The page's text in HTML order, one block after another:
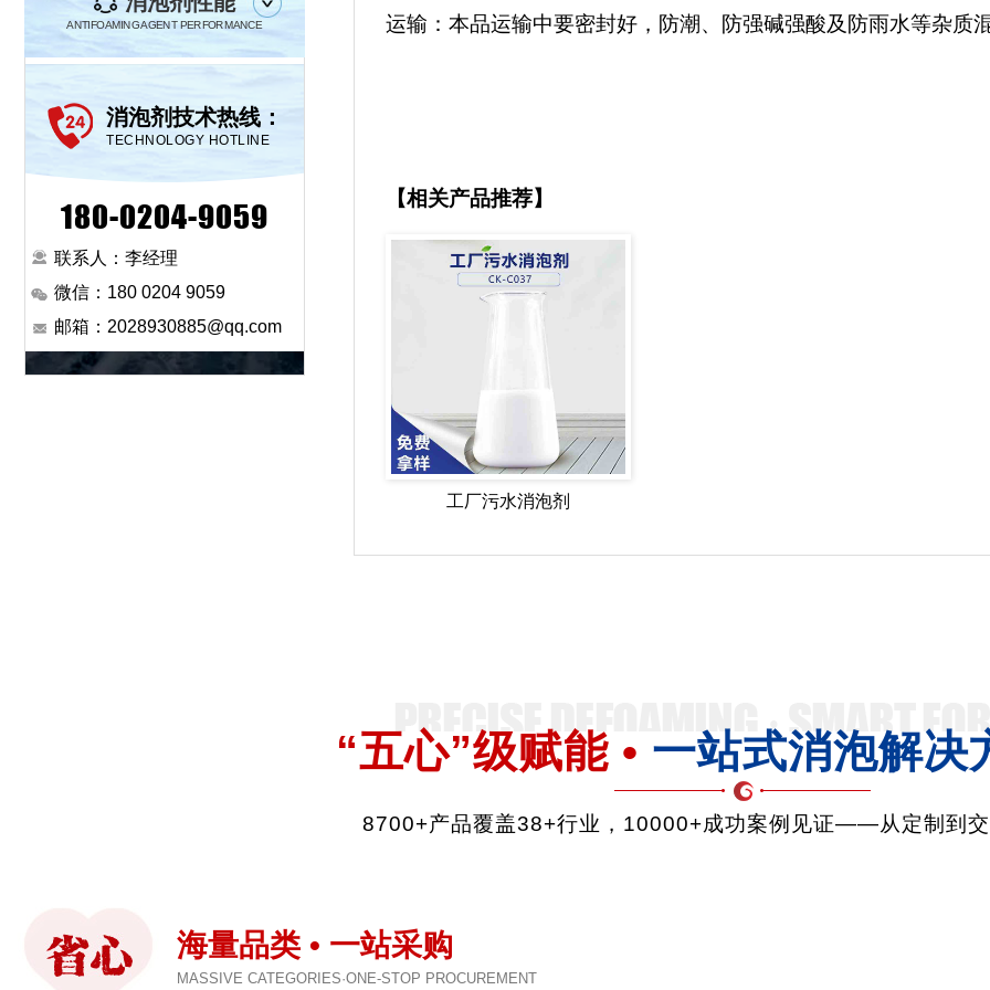
ANTIFOAMING AGENT PERFORMANCE
消泡剂技术热线：
TECHNOLOGY HOTLINE
180-0204-9059
联系人：李经理
微信：180 0204 9059
邮箱：2028930885@qq.com
运输：本品运输中要密封好，防潮、防强碱强酸及防雨水等杂质
【相关产品推荐】
工厂污水消泡剂
“五心”级赋能 • 一站式消泡解决
8700+产品覆盖38+行业，10000+成功案例见证——从定制到
海量品类 • 一站采购
MASSIVE CATEGORIES·ONE-STOP PROCUREMENT